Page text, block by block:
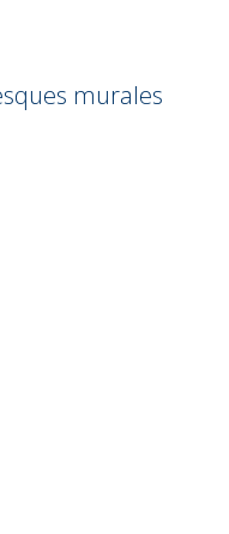
murales